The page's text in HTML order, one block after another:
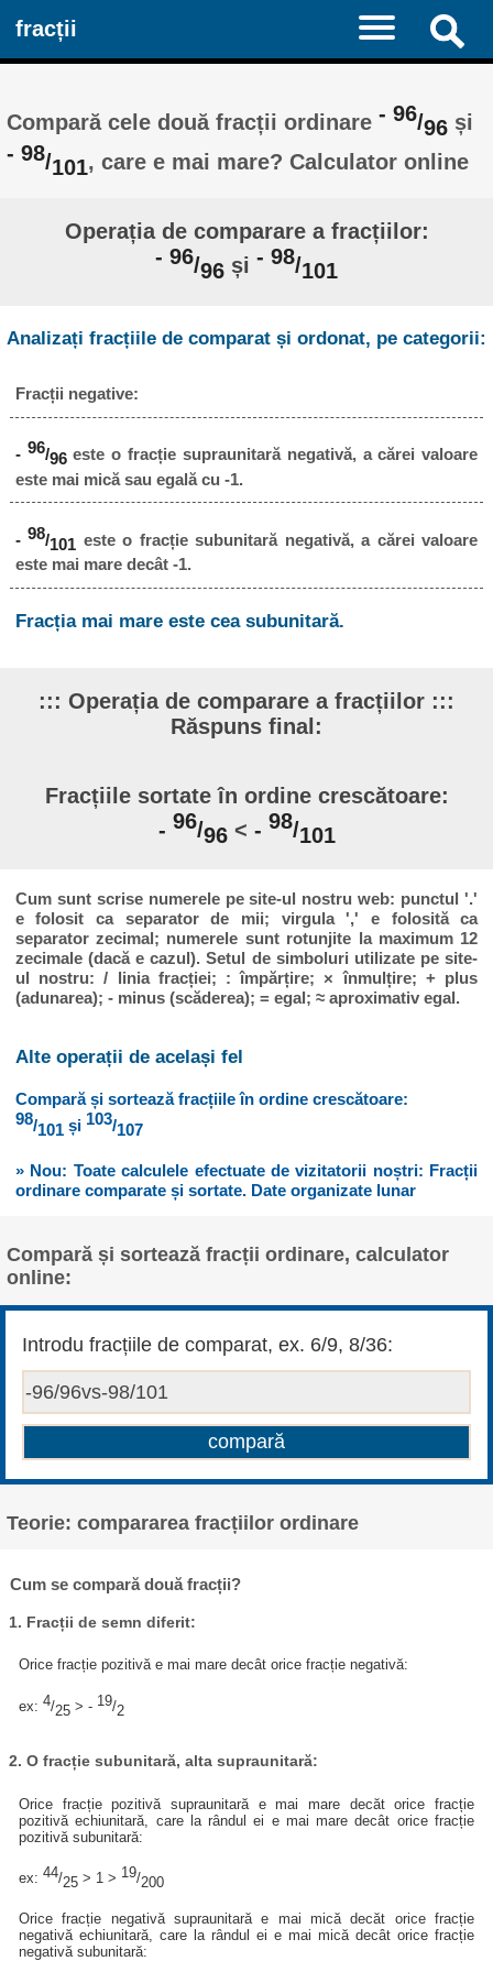
fracții
Compară cele două fracții ordinare- 96/96 și
- 98/101, care e mai mare? Calculator online
Operația de comparare a fracțiilor:
- 96/96 și - 98/101
Analizați fracțiile de comparat și ordonat, pe categorii:
Fracții negative:
- 96/96este o fracție supraunitară negativă, a cărei valoare
este mai mică sau egală cu -1.
-98/101 este o fracție subunitară negativă, a cărei valoare
este mai mare decât -1.
Fracția mai mare este cea subunitară.
::: Operația de comparare a fracțiilor :::
Răspuns final:
Fracțiile sortate în ordine crescătoare:
- 96/96 < - 98/101
Cum sunt scrise numerele pe site-ul nostru web: punctul '.'
e folosit ca separator de mii; virgula ',' e folosită ca
separator zecimal; numerele sunt rotunjite la maximum 12
zecimale (dacă e cazul). Setul de simboluri utilizate pe site-
ul nostru: / linia fracției; : împărțire; × înmulțire; + plus
(adunarea); - minus (scăderea); = egal; ≈ aproximativ egal.
Alte operații de același fel
Compară și sortează fracțiile în ordine crescătoare:
98/101 și 103/107
» Nou: Toate calculele efectuate de vizitatorii noștri: Fracții
ordinare comparate și sortate. Date organizate lunar
Compară și sortează fracții ordinare, calculator
online:
Introdu fracțiile de comparat, ex. 6/9, 8/36:
Teorie: compararea fracțiilor ordinare
Cum se compară două fracții?
1. Fracții de semn diferit:
Orice fracție pozitivă e mai mare decât orice fracție negativă:
ex:4/25 > - 19/2
2. O fracție subunitară, alta supraunitară:
Orice fracție pozitivă supraunitară e mai mare decăt orice fracție
pozitivă echiunitară, care la rândul ei e mai mare decât orice fracție
pozitivă subunitară:
ex:44/25 > 1 > 19/200
Orice fracție negativă supraunitară e mai mică decăt orice fracție
negativă echiunitară, care la rândul ei e mai mică decât orice fracție
negativă subunitară: